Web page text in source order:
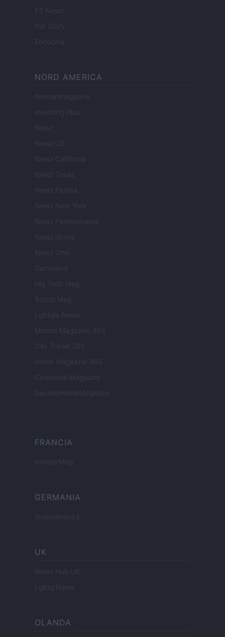
ES Newz
Encocina
NORD AMERICA
Womanmagazine
Investing Plus
Newz
Newz US
Newz California
Newz Texas
Newz Florida
Newz New York
Newz Pennsylvania
Newz Illinois
Newz Ohio
Gameland
Hig Tech Mag
Scoop Mag
Lgbtqia News
Motors Magazine 365
Day Travel 365
Home Magazine 365
Cineverse Magazine
SecondHomeMagazine
FRANCIA
InvestirMag
GERMANIA
Investieren24
UK
News Hub UK
Lgbtq News
OLANDA